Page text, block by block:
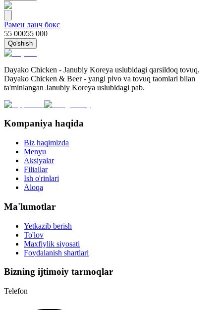
Рамен ланч бокс
55 00055 000
Qo'shish
Dayako Chicken - Janubiy Koreya uslubidagi qarsildoq tovuq.
Dayako Chicken & Beer - yangi pivo va tovuq taomlari bilan
ta'minlangan Janubiy Koreya uslubidagi pab.
Kompaniya haqida
Biz haqimizda
Menyu
Aksiyalar
Filiallar
Ish o'rinlari
Aloqa
Ma'lumotlar
Yetkazib berish
To'lov
Maxfiylik siyosati
Foydalanish shartlari
Bizning ijtimoiy tarmoqlar
Telefon